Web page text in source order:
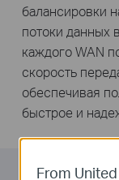
балансировки
потоки данных
каждого WAN
скорость
обеспечивая
быстрое и
From